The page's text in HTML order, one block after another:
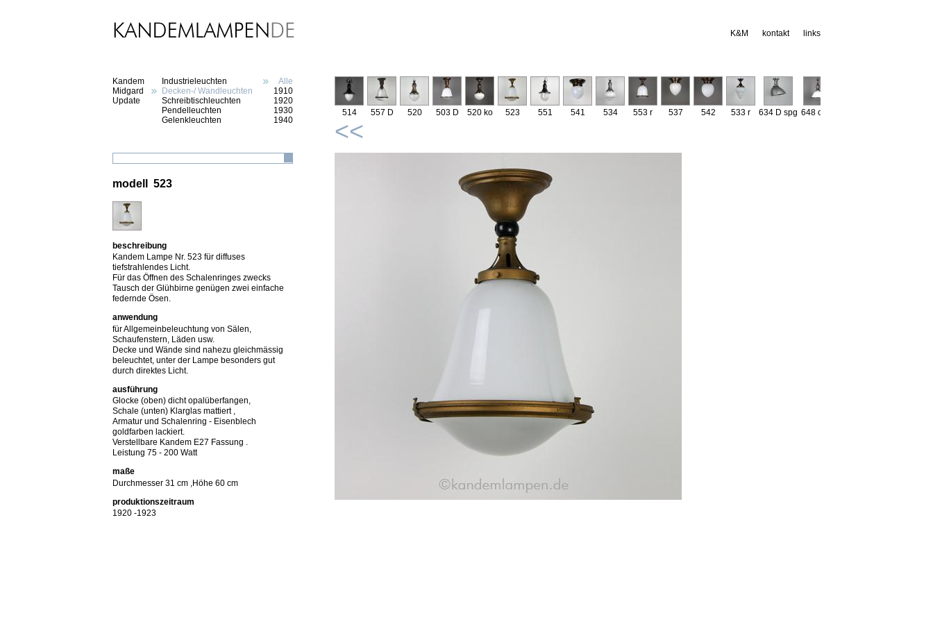
K&M kontakt links
Kandem
Midgard
Update
Industrieleuchten
Decken-/ Wandleuchten
Schreibtischleuchten
Pendelleuchten
Gelenkleuchten
Alle
1910
1920
1930
1940
modell 523
beschreibung
Kandem Lampe Nr. 523 für diffuses
tiefstrahlendes Licht.
Für das Öffnen des Schalenringes zwecks
Tausch der Glühbirne genügen zwei einfache
federnde Ösen.
anwendung
für Allgemeinbeleuchtung von Sälen,
Schaufenstern, Läden usw.
Decke und Wände sind nahezu gleichmässig
beleuchtet, unter der Lampe besonders gut
durch direktes Licht.
ausführung
Glocke (oben) dicht opalüberfangen,
Schale (unten) Klarglas mattiert ,
Armatur und Schalenring - Eisenblech
goldfarben lackiert.
Verstellbare Kandem E27 Fassung .
Leistung 75 - 200 Watt
maße
Durchmesser 31 cm ,Höhe 60 cm
produktionszeitraum
1920 -1923
514 557 D 520 503 D 520 ko 523 551 541 534 553 r 537 542 533 r 634 D spg 648 opal
<<